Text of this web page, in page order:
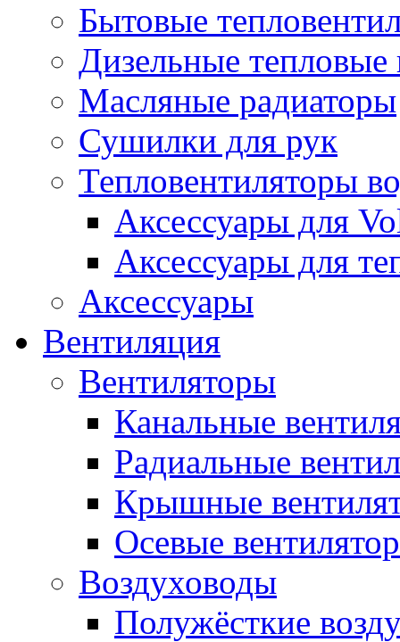
Бытовые
Дизельные
Масляные радиаторы
Сушилки для рук
Тепловентиляторы
Аксессуары для
Аксессуары для
Аксессуары
Вентиляция
Вентиляторы
Канальные
Радиальные
Крышные
Осевые
Воздуховоды
Полужёсткие